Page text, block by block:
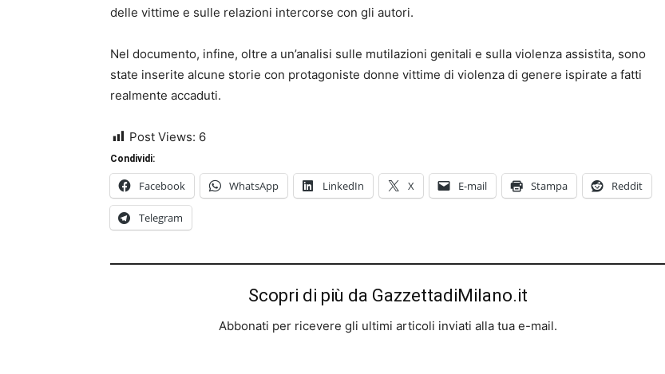
delle vittime e sulle relazioni intercorse con gli autori.
Nel documento, infine, oltre a un’analisi sulle mutilazioni genitali e sulla violenza assistita, sono
state inserite alcune storie con protagoniste donne vittime di violenza di genere ispirate a fatti
realmente accaduti.
Post Views: 6
Condividi:
Facebook WhatsApp LinkedIn X E-mail Stampa Reddit
Telegram
Scopri di più da GazzettadiMilano.it
Abbonati per ricevere gli ultimi articoli inviati alla tua e-mail.